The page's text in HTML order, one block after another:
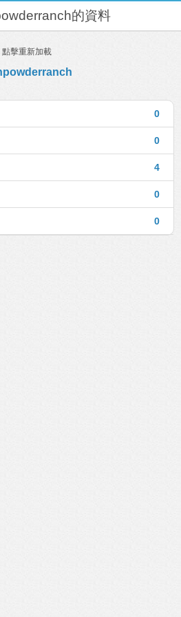
的資料
點擊重新加載
0
0
4
0
0